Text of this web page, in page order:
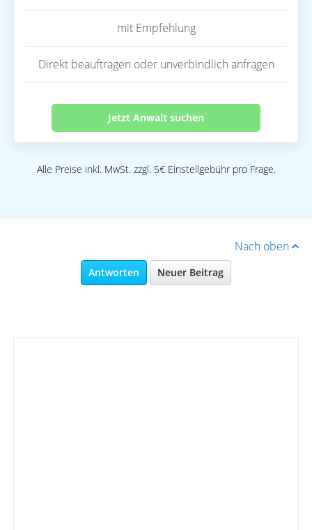
mit Empfehlung
Direkt beauftragen oder unverbindlich anfragen
Jetzt Anwalt suchen
Alle Preise inkl. MwSt. zzgl. 5€ Einstellgebühr pro Frage.
Nach oben
Antworten Neuer Beitrag